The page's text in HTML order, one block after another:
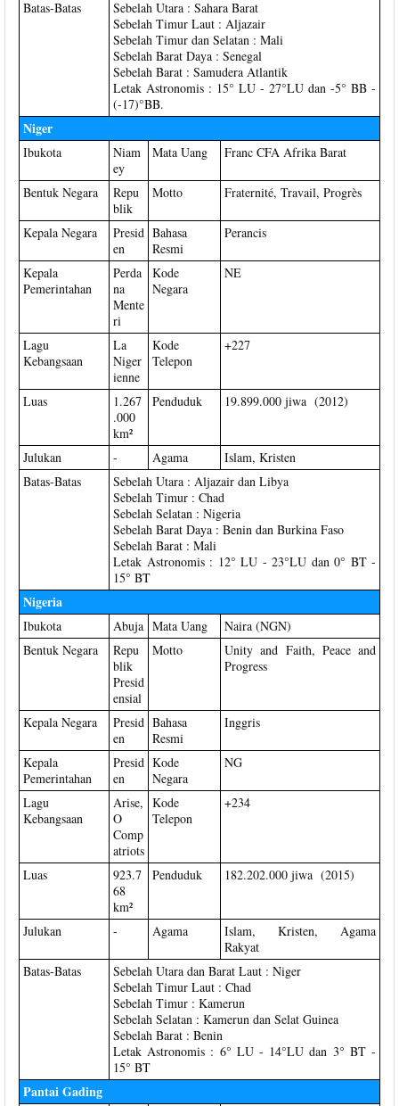
Batas-Batas
Sebelah Utara : Sahara Barat
Sebelah Timur Laut : Aljazair
Sebelah Timur dan Selatan : Mali
Sebelah Barat Daya : Senegal
Sebelah Barat : Samudera Atlantik
Letak Astronomis : 15° LU - 27°LU dan -5° BB -
(-17)°BB.
Niger
Ibukota
Niam
ey
Mata Uang Franc CFA Afrika Barat
Bentuk Negara
Repu
blik
Motto Fraternité, Travail, Progrès
Kepala Negara
Presid
en
Bahasa
Resmi
Perancis
Kepala
Pemerintahan
Perda
na
Mente
ri
Kode
Negara
NE
Lagu
Kebangsaan
La
Niger
ienne
Kode
Telepon
+227
Luas
1.267
.000
km²
Penduduk 19.899.000 jiwa (2012)
Julukan - Agama
Islam, Kristen
Batas-Batas
Sebelah Utara : Aljazair dan Libya
Sebelah Timur : Chad
Sebelah Selatan : Nigeria
Sebelah Barat Daya : Benin dan Burkina Faso
Sebelah Barat : Mali
Letak Astronomis : 12° LU - 23°LU dan 0° BT -
15° BT
Nigeria
Ibukota Abuja Mata Uang
Naira (NGN)
Bentuk Negara
Repu
blik
Presid
ensial
Motto
Unity and Faith, Peace and
Progress
Kepala Negara
Presid
en
Bahasa
Resmi
Inggris
Kepala
Pemerintahan
Presid
en
Kode
Negara
NG
Lagu
Kebangsaan
Arise,
O
Comp
atriots
Kode
Telepon
+234
Luas
923.7
68
km²
Penduduk 182.202.000 jiwa (2015)
Julukan - Agama
Islam, Kristen, Agama
Rakyat
Batas-Batas
Sebelah Utara dan Barat Laut : Niger
Sebelah Timur Laut : Chad
Sebelah Timur : Kamerun
Sebelah Selatan : Kamerun dan Selat Guinea
Sebelah Barat : Benin
Letak Astronomis : 6° LU - 14°LU dan 3° BT -
15° BT
Pantai Gading